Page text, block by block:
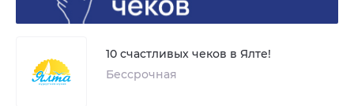
10 счастливых чеков в Ялте!
Бессрочная